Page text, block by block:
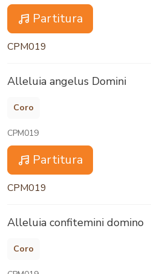
Partitura
CPM019
Alleluia angelus Domini
Coro
CPM019
Partitura
CPM019
Alleluia confitemini domino
Coro